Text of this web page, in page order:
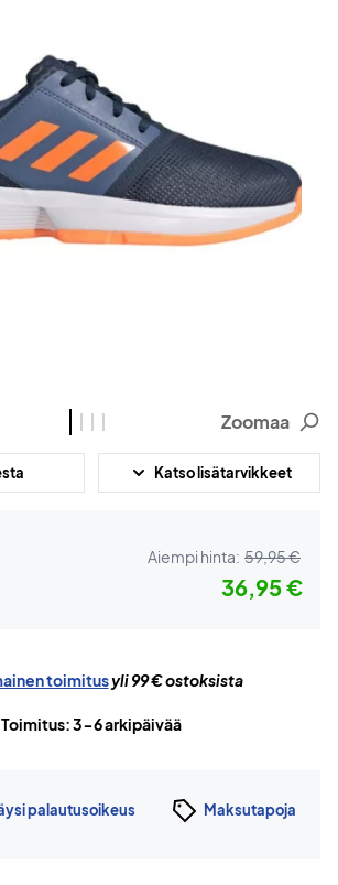
Zoomaa
Katso lisätarvikkeet
Aiempi hinta: 59,95 €
36,95 €
toimitusyli 99 € ostoksista
Toimitus: 3-6 arkipäivää
palautusoikeus Maksutapoja